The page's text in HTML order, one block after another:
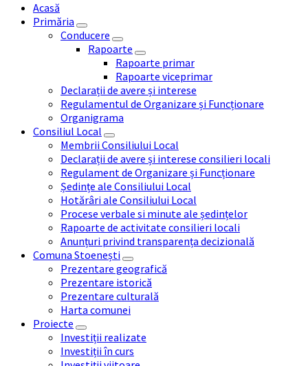
Acasă
Primăria
Conducere
Rapoarte
Rapoarte primar
Rapoarte viceprimar
Declarații de avere și interese
Regulamentul de Organizare și Funcționare
Organigrama
Consiliul Local
Membrii Consiliului Local
Declarații de avere și interese consilieri locali
Regulament de Organizare și Funcționare
Ședințe ale Consiliului Local
Hotărâri ale Consiliului Local
Procese verbale si minute ale ședințelor
Rapoarte de activitate consilieri locali
Anunțuri privind transparența decizională
Comuna Stoenești
Prezentare geografică
Prezentare istorică
Prezentare culturală
Harta comunei
Proiecte
Investiții realizate
Investiții în curs